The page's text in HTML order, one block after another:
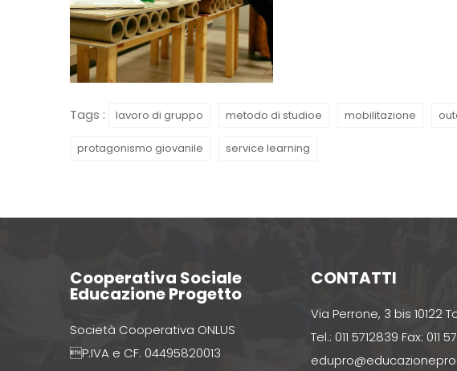
Tags : lavoro di gruppo metodo di studioe mobilitazione
protagonismo giovanile service learning
Cooperativa Sociale
Educazione Progetto
Società Cooperativa ONLUS
P.IVA e CF. 04495820013
CONTATTI
Via Perrone, 3 bis 10122
Tel.: 011 5712839 Fax: 011